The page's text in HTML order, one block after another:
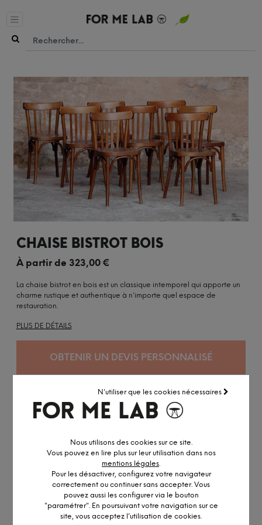
N'utiliser que les cookies nécessaires
Nous utilisons des cookies sur ce site.
Vous pouvez en lire plus sur leur utilisation dans nos
mentions légales.
Pour les désactiver, configurez votre navigateur
correctement ou continuer sans accepter. Vous
pouvez aussi les configurer via le bouton
"paramétrer". En poursuivant votre navigation sur ce
site, vous acceptez l’utilisation de cookies.
CHAISE BISTROT BOIS
À partir de 323,00€
La chaise bistrot en bois est un classique intemporel qui apporte un
charme rustique et authentique à n'importe quel espace de
restauration.
PLUS DE DÉTAILS
OBTENIR UN DEVIS PERSONNALISÉ
DESCRIPTION DÉTAILLÉE
INFORMATION ET PERSONNALISATION
La chaise bistrot en bois incarne l'élégance simple et rustique.
Avec son design épuré et sa structure en bois massif, elle
apporte une touche chaleureuse et authentique à n'importe